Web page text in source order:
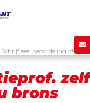
Schrijf een beoordeling
brons